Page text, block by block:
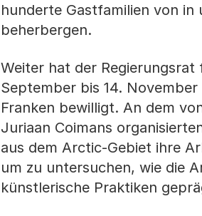
hunderte Gastfamilien von in
beherbergen.
Weiter hat der Regierungsrat
September bis 14.
Franken bewilligt. An dem
Juriaan Coimans
aus dem Arctic-Gebiet ihre
um zu untersuchen, wie die
künstlerische Praktiken